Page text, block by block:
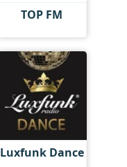
TOP FM
Luxfunk Dance